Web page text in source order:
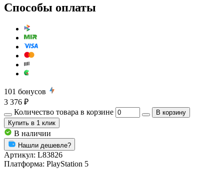
Способы оплаты
101 бонусов
3 376 ₽
Количество товара в корзине
В корзину
Купить в 1 клик
В наличии
Нашли дешевле?
Артикул: L83826
Платформа: PlayStation 5